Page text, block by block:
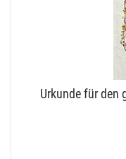
Urkunde für den